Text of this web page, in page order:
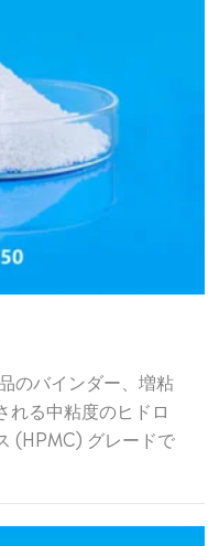
のバインダー、増粘
れる中粘度のヒドロ
(HPMC) グレードで